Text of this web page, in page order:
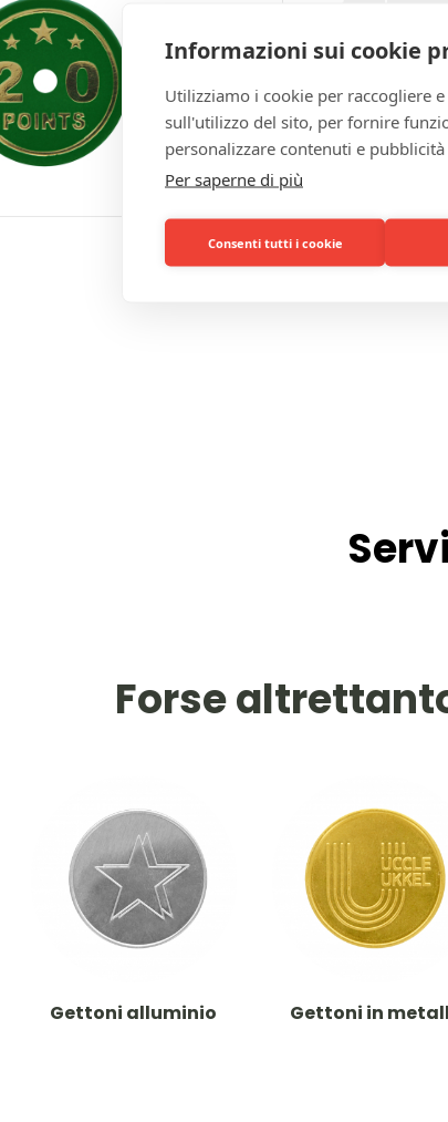
Informazioni sui cookie
Utilizziamo i cookie per raccogliere
sull'utilizzo del sito, per fornire
personalizzare contenuti e
Per saperne di più
Consenti tutti i cookie
Forse
Gettoni alluminio Gettoni in